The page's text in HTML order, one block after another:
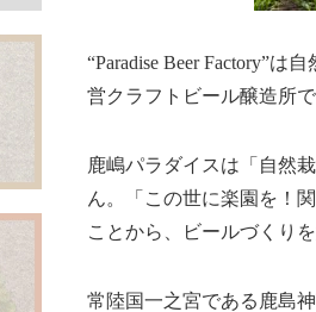
“Paradise Beer Factory”
営クラフトビール醸造所で
鹿嶋パラダイスは「自然
ん。「この世に楽園を！
ことから、ビールづくりを
常陸国一之宮である鹿島